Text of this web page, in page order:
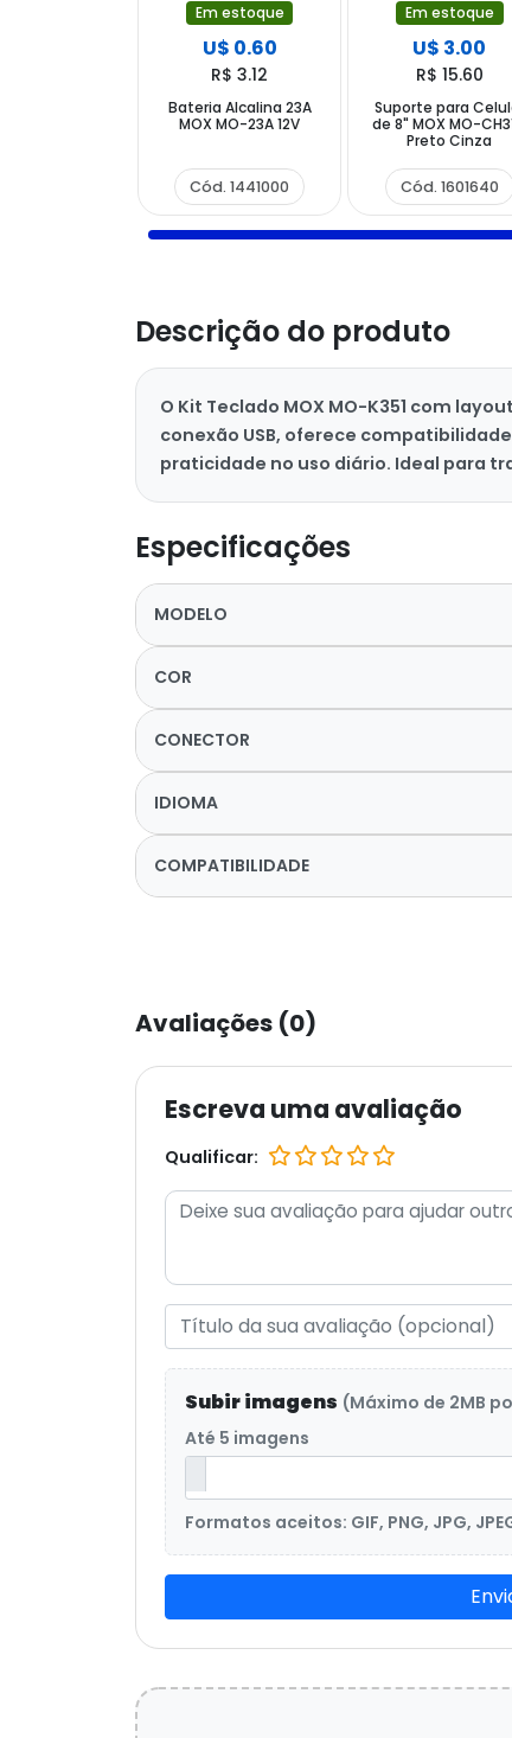
Em estoque
U$ 0.60
R$ 3.12
Bateria Alcalina 23A
MOX MO-23A 12V
Cód. 1441000
Em estoque
U$ 3.00
R$ 15.60
Suporte para
de 8" MOX MO-
Preto Cinza
Cód. 1601640
Descrição do produto
O Kit Teclado MOX MO-K351 com
conexão USB, oferece
praticidade no uso diário. Ideal para
Especificações
MODELO
COR
CONECTOR
IDIOMA
COMPATIBILIDADE
Avaliações (0)
Escreva uma avaliação
Qualificar:
Subir imagens (Máximo de 2MB
Até 5 imagens
Formatos aceitos: GIF, PNG, JPG,